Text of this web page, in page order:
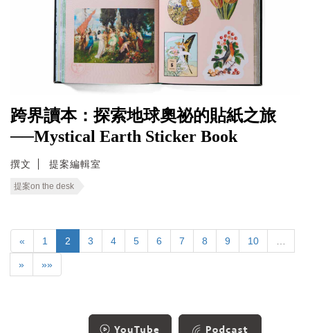
跨界讀本：探索地球奧祕的貼紙之旅
──Mystical Earth Sticker Book
撰文 提案編輯室
提案on the desk
« 1 2 3 4 5 6 7 8 9 10
» »»